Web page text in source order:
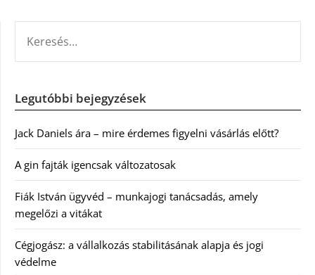
Legutóbbi bejegyzések
Jack Daniels ára – mire érdemes figyelni vásárlás előtt?
A gin fajták igencsak változatosak
Fiák István ügyvéd – munkajogi tanácsadás, amely
megelőzi a vitákat
Cégjogász: a vállalkozás stabilitásának alapja és jogi
védelme